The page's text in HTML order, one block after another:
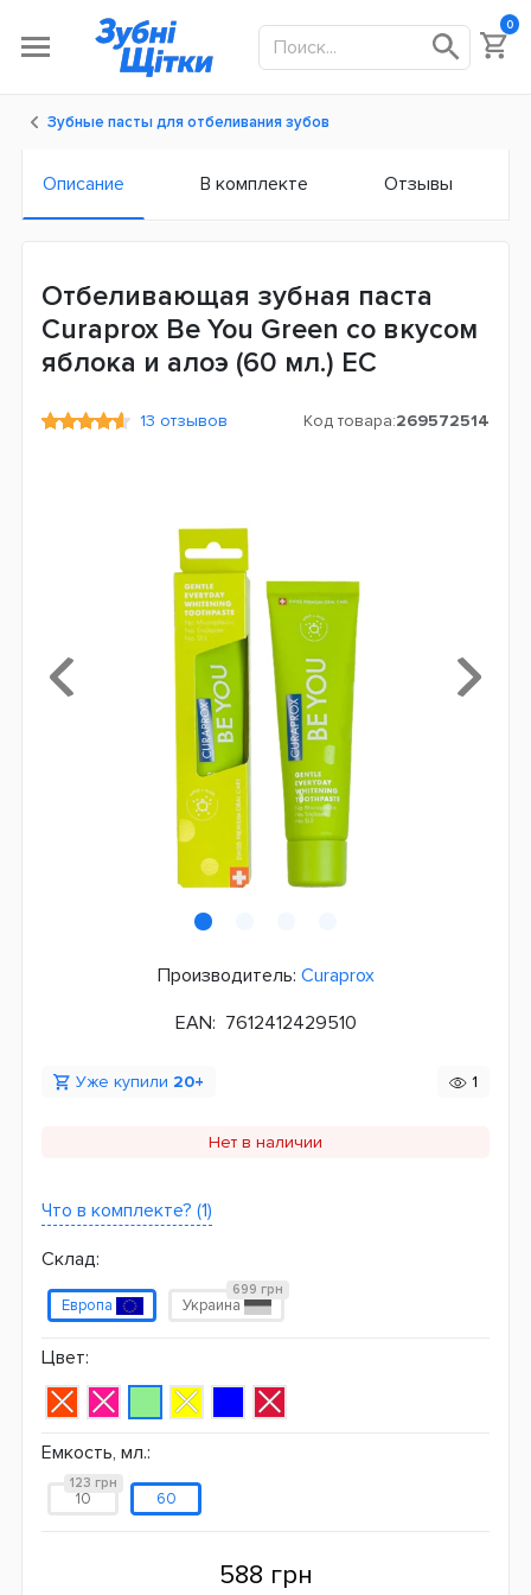
0
Зубные пасты для отбеливания зубов
Описание В комплекте Отзывы
Отбеливающая зубная паста
Curaprox Be You Green со вкусом
яблока и алоэ (60 мл.) ЕС
13 отзывов Код товара:269572514
Производитель: Curaprox
EAN: 7612412429510
Уже купили 20+ 1
Нет в наличии
Что в комплекте? (1)
Склад:
Европа Украина
699 грн
Цвет:
Емкость, мл.:
10
123 грн
60
588 грн